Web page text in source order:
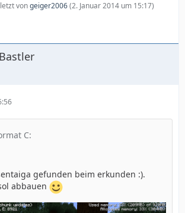
vongeiger2006(2. Januar 2014 um 15:17)
C:
gefunden beim erkunden :).
abbauen